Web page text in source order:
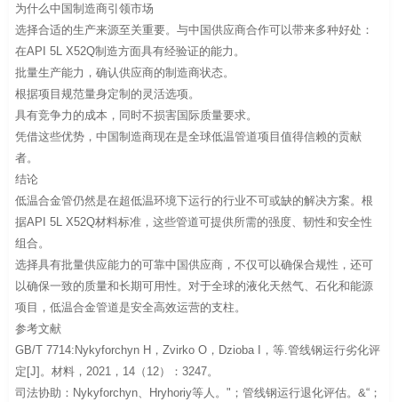
为什么中国制造商引领市场
选择合适的生产来源至关重要。与中国供应商合作可以带来多种好处：
在API 5L X52Q制造方面具有经验证的能力。
批量生产能力，确认供应商的制造商状态。
根据项目规范量身定制的灵活选项。
具有竞争力的成本，同时不损害国际质量要求。
凭借这些优势，中国制造商现在是全球低温管道项目值得信赖的贡献
者。
结论
低温合金管仍然是在超低温环境下运行的行业不可或缺的解决方案。根
据API 5L X52Q材料标准，这些管道可提供所需的强度、韧性和安全性
组合。
选择具有批量供应能力的可靠中国供应商，不仅可以确保合规性，还可
以确保一致的质量和长期可用性。对于全球的液化天然气、石化和能源
项目，低温合金管道是安全高效运营的支柱。
参考文献
GB/T 7714:Nykyforchyn H，Zvirko O，Dzioba I，等.管线钢运行劣化评
定[J]。材料，2021，14（12）：3247。
司法协助：Nykyforchyn、Hryhoriy等人。"；管线钢运行退化评估。&“；